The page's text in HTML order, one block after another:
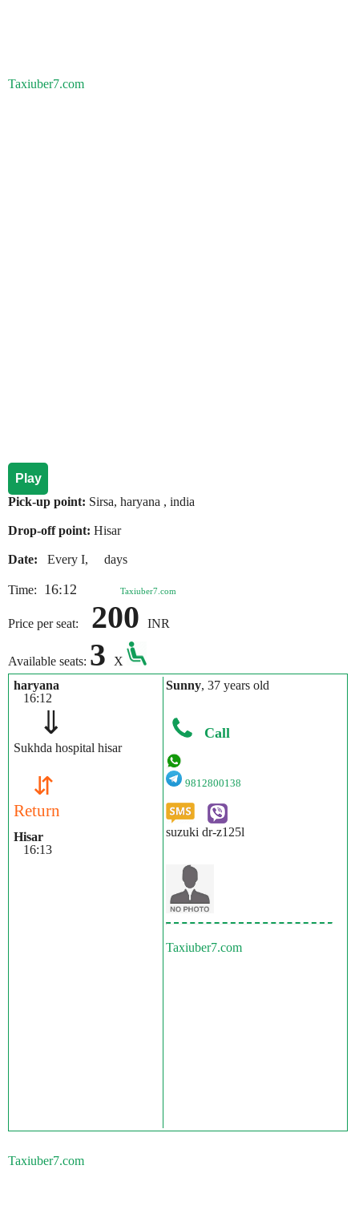
Taxiuber7.com
Play
Pick-up point: Sirsa, haryana , india
Drop-off point: Hisar
Date: Every I, days
Time: 16:12 Taxiuber7.com
Price per seat: 200 INR
Available seats: 3
X
haryana
16:12
⇓
Sukhda hospital hisar
⇵
Return
Hisar
16:13
Sunny, 37 years old
Call
9812800138
suzuki dr-z125l
Taxiuber7.com
Taxiuber7.com